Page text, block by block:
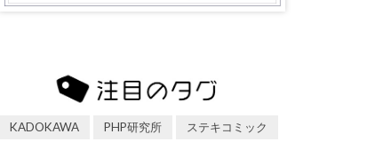
KADOKAWA PHP研究所 ステキコミック